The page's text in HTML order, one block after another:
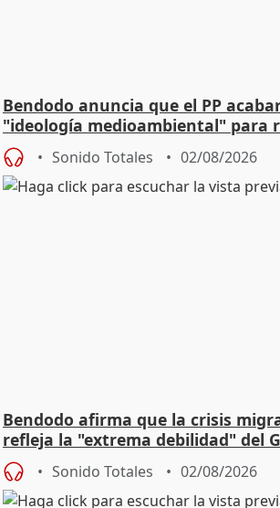
Bendodo anuncia que el PP
"ideología medioambiental" para
playas
Sonido Totales 02/08/2026
Bendodo afirma que la crisis
refleja la "extrema debilidad" del
Sonido Totales 02/08/2026